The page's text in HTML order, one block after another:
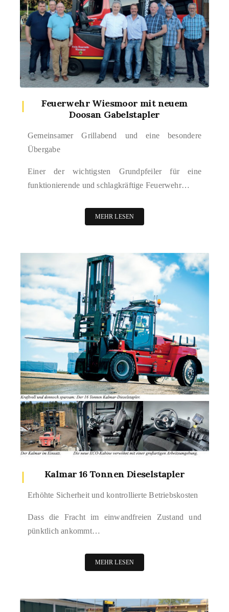
Feuerwehr Wiesmoor mit neuem
Doosan Gabelstapler
Gemeinsamer Grillabend und eine besondere
Übergabe
Einer der wichtigsten Grundpfeiler für eine
funktionierende und schlagkräftige Feuerwehr…
MEHR LESEN
Kalmar 16 Tonnen Dieselstapler
Erhöhte Sicherheit und kontrollierte Betriebskosten
Dass die Fracht im einwandfreien Zustand und
pünktlich ankommt…
MEHR LESEN